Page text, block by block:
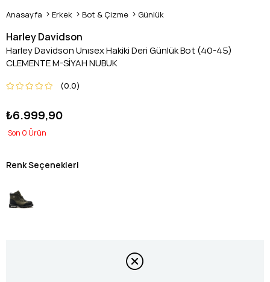
Anasayfa Erkek Bot & Çizme Günlük
Harley Davidson
Harley Davidson Unısex Hakiki Deri Günlük Bot (40-45)
CLEMENTE M-SİYAH NUBUK
0.0
₺6.999,90
0
Renk Seçenekleri